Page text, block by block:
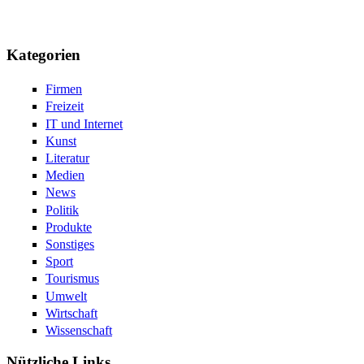
Kategorien
Firmen
Freizeit
IT und Internet
Kunst
Literatur
Medien
News
Politik
Produkte
Sonstiges
Sport
Tourismus
Umwelt
Wirtschaft
Wissenschaft